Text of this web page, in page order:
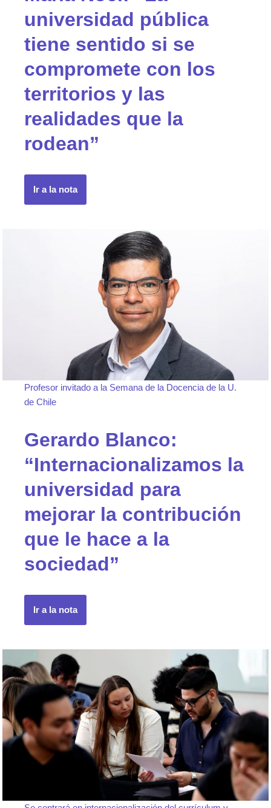
universidad pública
tiene sentido si se
compromete con los
territorios y las
realidades que la
rodean”
Ir a la nota
Profesor invitado a la Semana de la Docencia de la U.
de Chile
Gerardo Blanco:
“Internacionalizamos la
universidad para
mejorar la contribución
que le hace a la
sociedad”
Ir a la nota